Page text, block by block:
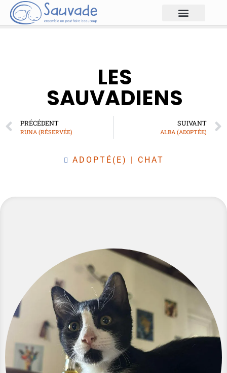
LES
SAUVADIENS
PRÉCÉDENT
RUNA (RÉSERVÉE)
SUIVANT
ALBA (ADOPTÉE)
ADOPTÉ(E) | CHAT